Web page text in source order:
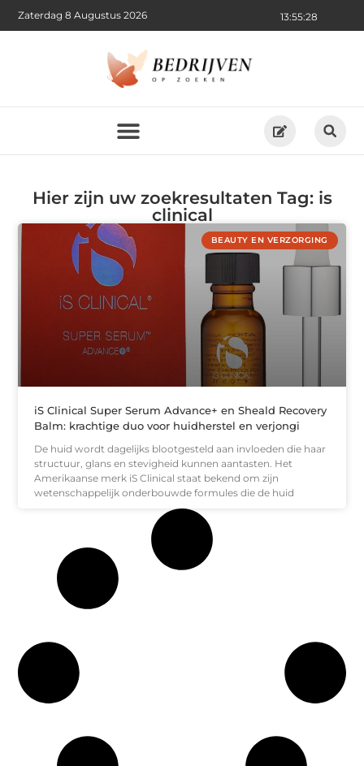
13:55:28
Zaterdag 8 Augustus 2026
Hier zijn uw zoekresultaten Tag: is
clinical
BEAUTY EN VERZORGING
iS Clinical Super Serum Advance+ en Sheald Recovery
Balm: krachtige duo voor huidherstel en verjongi
De huid wordt dagelijks blootgesteld aan invloeden die haar
structuur, glans en stevigheid kunnen aantasten. Het
Amerikaanse merk iS Clinical staat bekend om zijn
wetenschappelijk onderbouwde formules die de huid